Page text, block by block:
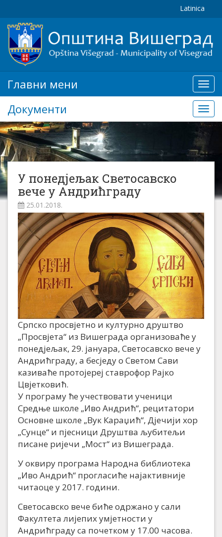
Latinica
мени
Главни мени
Документи
У понедјељак Светосавско
вече у Андрићграду
25.01.2018.
Српско просвјетно и културно друштво
„Просвјета“ из Вишеграда организоваће у
понедјељак, 29. јануара, Светосавско вече у
Андрићграду, а бесједу о Светом Сави
казиваће протојереј ставрофор Рајко
Цвјетковић.
У програму ће учествовати ученици
Средње школе „Иво Андрић“, рецитатори
Основне школе „Вук Караџић“, Дјечији хор
„Сунце“ и пјесници Друштва љубитељи
писане ријечи „Мост“ из Вишеграда.
У оквиру програма Народна библиотека
„Иво Андрић“ прогласиће најактивније
читаоце у 2017. години.
Светосавско вече биће одржано у сали
Факултета лијепих умјетности у
Андрићграду са почетком у 17.00 часова.